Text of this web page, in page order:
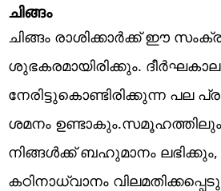
ചിങ്ങം
ചിങ്ങം രാശിക്കാർക്ക് ഈ
ശുഭകരമായിരിക്കും.
നേരിട്ടുകൊണ്ടിരിക്കുന്ന പല
ശമനം
നിങ്ങൾക്ക് ബഹുമാനം
കഠിനാധ്വാനം